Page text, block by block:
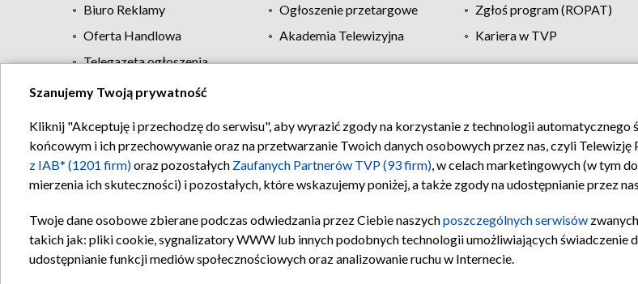
Biuro Reklamy
Ogłoszenie przetargowe Zgłoś program (ROPAT)
Oferta Handlowa
Akademia Telewizyjna Kariera w TVP
Telegazeta ogłoszenia
Regulamin TVP Polityka prywatności Moje zgody
Szanujemy Twoją prywatność
Kliknij "Akceptuję i przechodzę do serwisu", aby wyrazić zgody na korzystanie z technologii
końcowym i ich przechowywanie oraz na przetwarzanie Twoich danych osobowych przez nas, czyli Telewizję
z IAB* (1201 firm)oraz pozostałych Zaufanych Partnerów TVP (93 firm), w celach marketingowych (w tym
mierzenia ich skuteczności) i pozostałych, które wskazujemy poniżej, a także zgody na udostępnianie przez
Twoje dane osobowe zbierane podczas odwiedzania przez Ciebie naszychposzczególnych serwisów
takich jak: pliki cookie, sygnalizatory WWW lub innych podobnych technologii umożliwiających świadczenie
udostępnianie funkcji mediów społecznościowych oraz analizowanie ruchu w Internecie.